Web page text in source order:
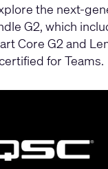
the next-
G2, which
Core G2 and
for Teams.